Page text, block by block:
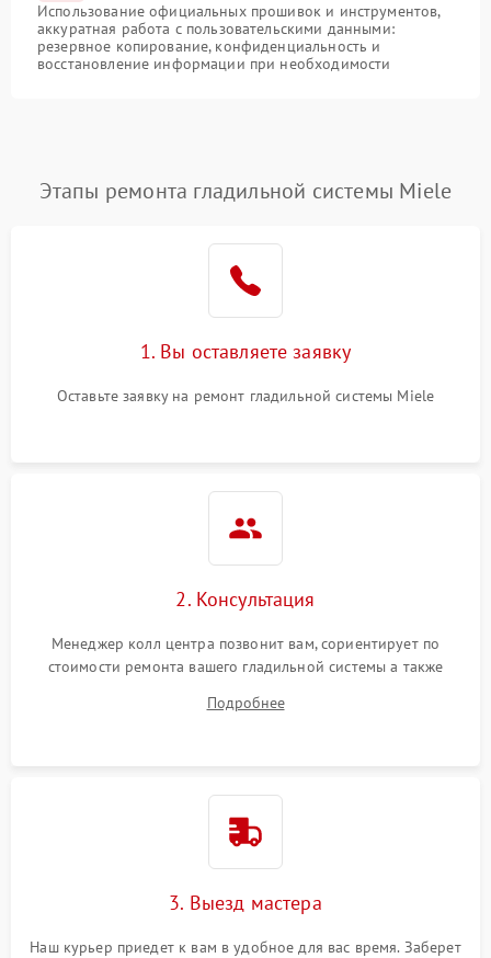
Использование официальных прошивок и инструментов,
аккуратная работа с пользовательскими данными:
резервное копирование, конфиденциальность и
восстановление информации при необходимости
Этапы ремонта гладильной системы Miele
1. Вы оставляете заявку
Оставьте заявку на ремонт гладильной системы Miele
2. Консультация
Менеджер колл центра позвонит вам, сориентирует по
стоимости ремонта вашего гладильной системы а также
Подробнее
3. Выезд мастера
Наш курьер приедет к вам в удобное для вас время. Заберет